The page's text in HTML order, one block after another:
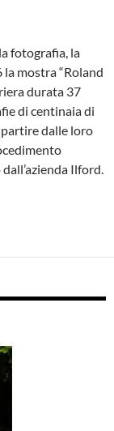
fotografia, la
mostra “Roland
durata 37
di centinaia di
dalle loro
Ilford.
Scultore di luce